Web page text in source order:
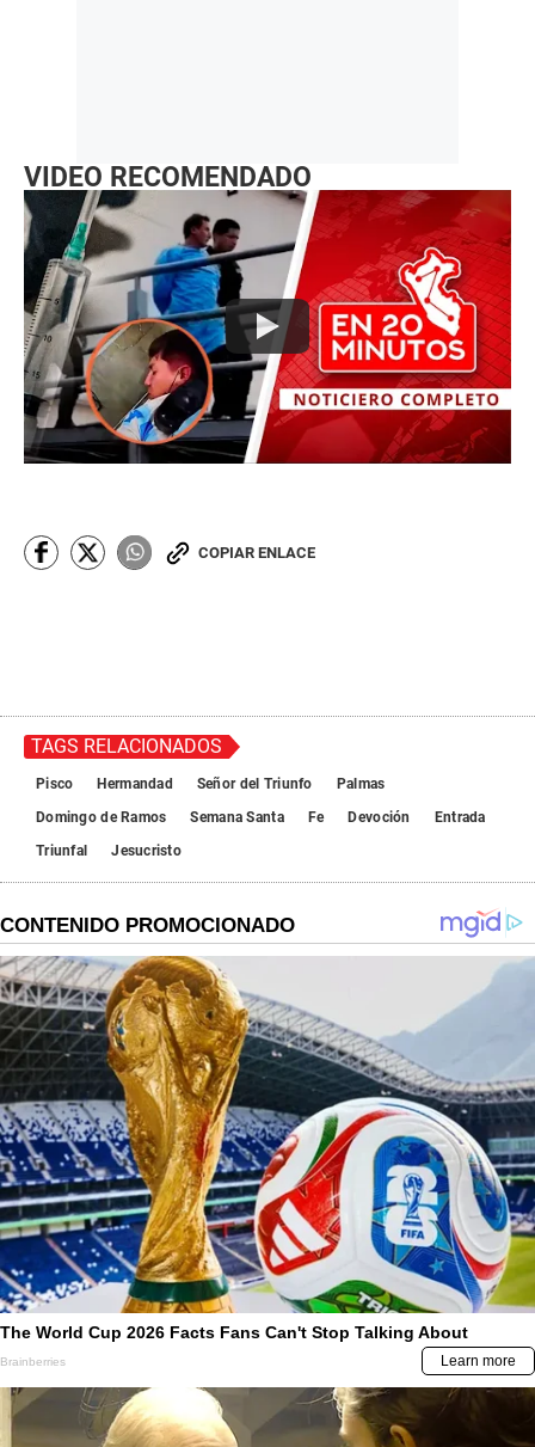
VIDEO RECOMENDADO
COPIAR ENLACE
TAGS RELACIONADOS
Pisco Hermandad Señor del Triunfo
Palmas
Domingo de Ramos
Semana Santa Fe Devoción
Entrada
Triunfal
Jesucristo